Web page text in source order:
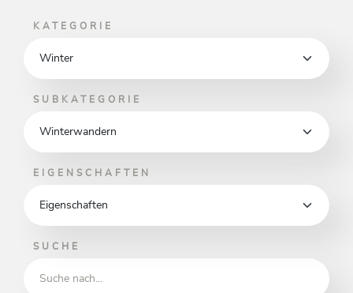
KATEGORIE
SUBKATEGORIE
EIGENSCHAFTEN
Eigenschaften
SUCHE